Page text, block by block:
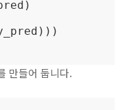
만들어 둡니다.